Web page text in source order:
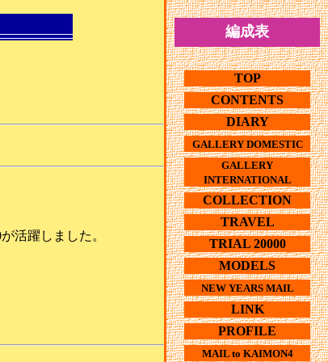
活躍しました。
編成表
TOP
CONTENTS
DIARY
GALLERY DOMESTIC
GALLERY
INTERNATIONAL
COLLECTION
TRAVEL
TRIAL 20000
MODELS
NEW YEARS MAIL
LINK
PROFILE
MAIL to KAIMON4